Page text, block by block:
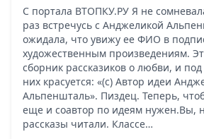
С портала ВТОПКУ.РУ Я не
раз встречусь с Анджеликой
ожидала, что увижу ее ФИО в
художественным произведениям.
сборник рассказиков о любви, и
них красуется: «(с) Автор идеи
Альпеншталь». Пиздец. Теперь,
еще и соавтор по идеям нужен.Вы,
рассказы читали. Классе…